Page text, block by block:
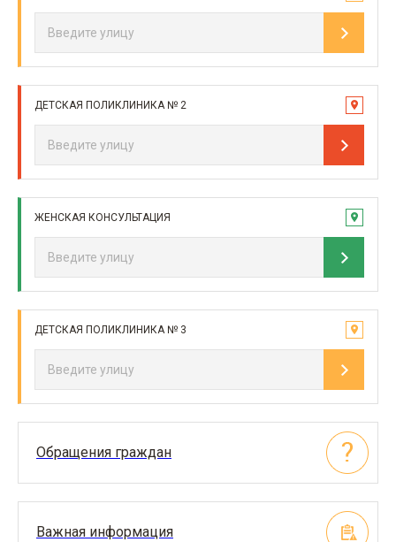
ДЕТСКАЯ ПОЛИКЛИНИКА № 2
ЖЕНСКАЯ КОНСУЛЬТАЦИЯ
ДЕТСКАЯ ПОЛИКЛИНИКА № 3
Обращения граждан
Важная информация